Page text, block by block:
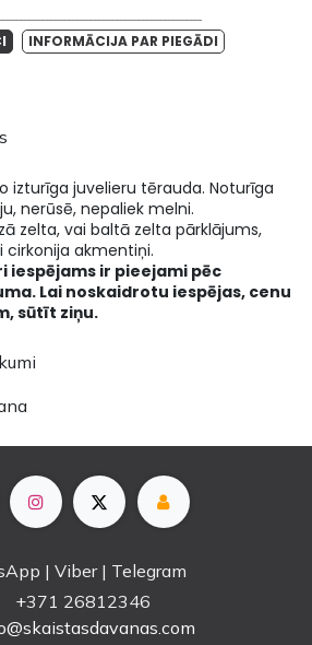
INFORMĀCIJA PAR PIEGĀDI
izturīga juvelieru tērauda. Noturīga
nerūsē, nepaliek melni.
zelta, vai baltā zelta pārklājums,
cirkonija akmentiņi.
iespējams ir pieejami pēc
Lai noskaidrotu iespējas, cenu
sūtīt ziņu.
| Viber | Telegram
+371 26812346